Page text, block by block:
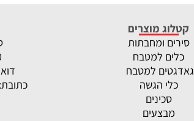
קטלוג מוצרים
סירים ומחבתות
כלים למטבח
גאדגטים למטבח
כלי הגשה
סכינים
מבצעים
כתובת: דוד